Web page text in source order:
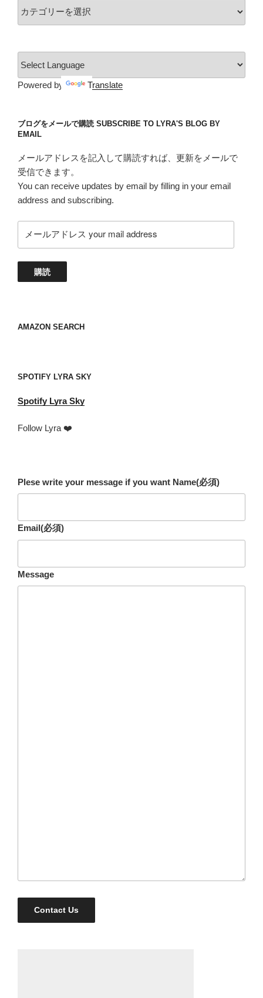
テ
ー
Powered by Translate
ブログをメールで購読 SUBSCRIBE TO LYRA'S BLOG BY
EMAIL
メールアドレスを記入して購読すれば、更新をメールで
受信できます。
You can receive updates by email by filling in your email
address and subscribing.
ー
ド
your
購読
AMAZON SEARCH
SPOTIFY LYRA SKY
Spotify Lyra Sky
Follow Lyra ❤️
Plese write your message if you want Name(必須)
Email(必須)
Message
Contact Us